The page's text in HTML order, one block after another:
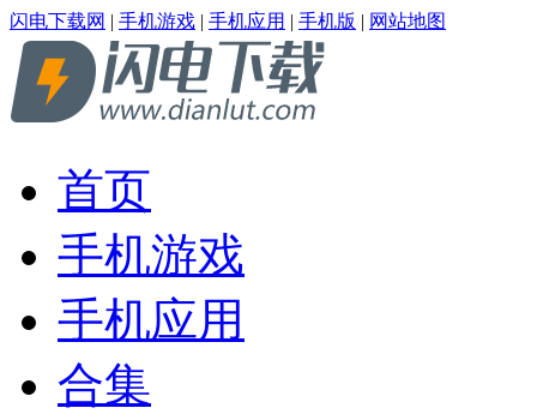
闪电下载网 | 手机游戏 | 手机应用 | 手机版 | 网站地图
首页
手机游戏
手机应用
合集